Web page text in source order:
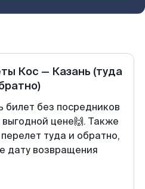
Кос — Казань (туда
билет без посредников
цене🙌. Также
туда и обратно,
дату возвращения